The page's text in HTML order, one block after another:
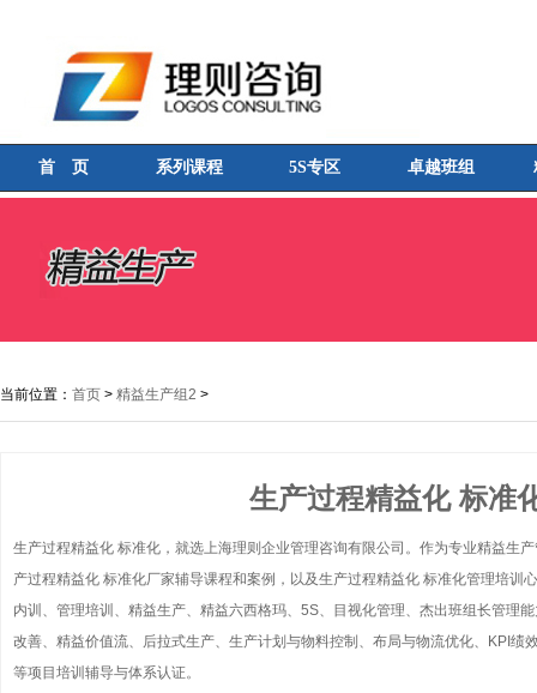
首 页 系列课程 5S专区 卓越班组
当前位置： 首页 > 精益生产组2 >
生产过程精益化 标准
生产过程精益化 标准化，就选上海理则企业管理咨询有限公司。作为专业精益生
产过程精益化 标准化厂家辅导课程和案例，以及生产过程精益化 标准化管理培训
内训、管理培训、精益生产、精益六西格玛、5S、目视化管理、杰出班组长管理
改善、精益价值流、后拉式生产、生产计划与物料控制、布局与物流优化、KPI绩
等项目培训辅导与体系认证。